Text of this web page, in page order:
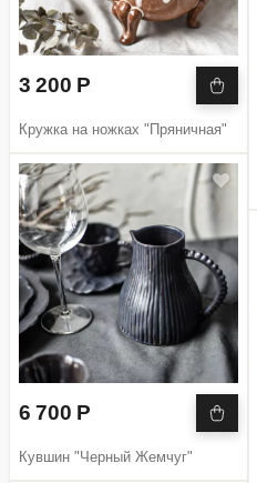
3 200 Р
Кружка на ножках "Пряничная"
6 700 Р
Кувшин "Черный Жемчуг"